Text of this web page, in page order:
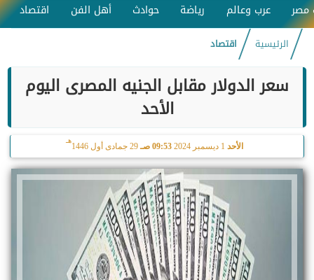
عرب وعالم رياضة حوادث أهل الفن اقتصاد
الرئيسية اقتصاد
سعر الدولار مقابل الجنيه المصرى اليوم
الأحد
الأحد 09:53 صـ 29 جمادى أول 1446
هـ